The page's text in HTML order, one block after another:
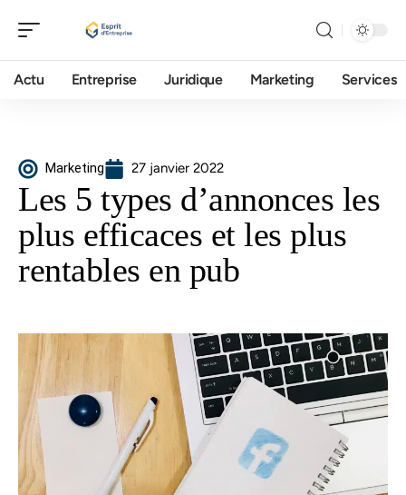
Actu Entreprise Juridique Marketing Services
Marketing 27 janvier 2022
Les 5 types d’annonces les
plus efficaces et les plus
rentables en pub